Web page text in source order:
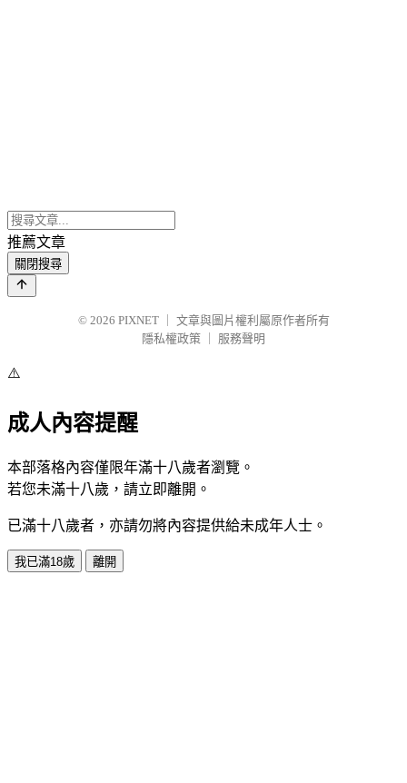
推薦文章
關閉搜尋
© 2026 PIXNET
文章與圖片權利屬原作者所有
隱私權政策
服務聲明
⚠️
成人內容提醒
本部落格內容僅限年滿十八歲者瀏覽。
若您未滿十八歲，請立即離開。
已滿十八歲者，亦請勿將內容提供給未成年人士。
我已滿18歲 離開